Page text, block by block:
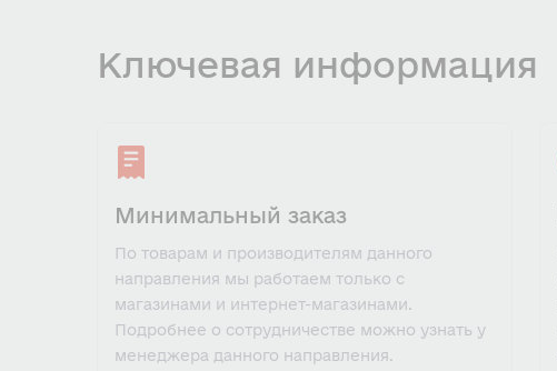
Ключевая информация
Минимальный заказ
По товарам и производителям данного
направления мы работаем только с
магазинами и интернет-магазинами.
Подробнее о сотрудничестве можно узнать у
менеджера данного направления.